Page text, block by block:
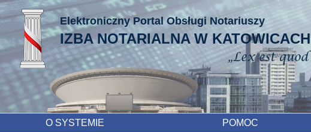
IZBA NOTARIALNA W KATOWICACH
O SYSTEMIE POMOC